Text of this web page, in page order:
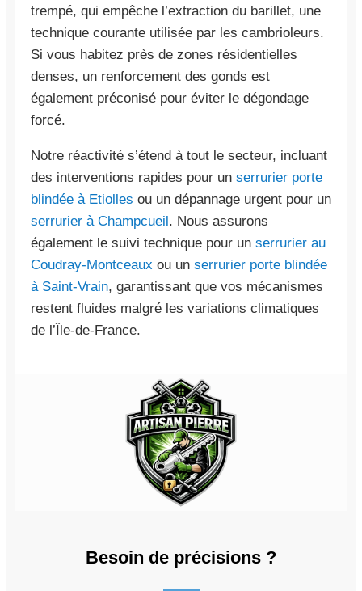
trempé, qui empêche l’extraction du barillet, une
technique courante utilisée par les cambrioleurs.
Si vous habitez près de zones résidentielles
denses, un renforcement des gonds est
également préconisé pour éviter le dégondage
forcé.
Notre réactivité s’étend à tout le secteur, incluant
des interventions rapides pour un serrurier porte
blindée à Etiolles ou un dépannage urgent pour un
serrurier à Champcueil. Nous assurons
également le suivi technique pour un serrurier au
Coudray-Montceaux ou un serrurier porte blindée
à Saint-Vrain, garantissant que vos mécanismes
restent fluides malgré les variations climatiques
de l’Île-de-France.
Besoin de précisions ?